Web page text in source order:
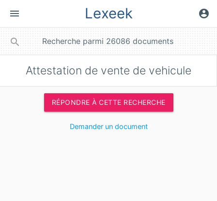
menu Lexeek account_circle
search
Attestation de vente de vehicule
RÉPONDRE À CETTE RECHERCHE
Demander un document